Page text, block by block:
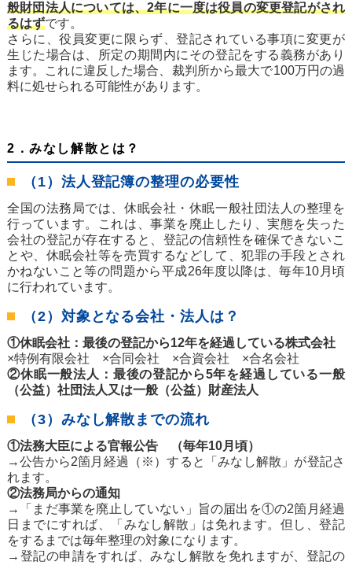
般財団法人については、2年に一度は役員の変更登記がされ
るはずです。
さらに、役員変更に限らず、登記されている事項に変更が
生じた場合は、所定の期間内にその登記をする義務があり
ます。これに違反した場合、裁判所から最大で100万円の過
料に処せられる可能性があります。
2．みなし解散とは？
（1）法人登記簿の整理の必要性
全国の法務局では、休眠会社・休眠一般社団法人の整理を
行っています。これは、事業を廃止したり、実態を失った
会社の登記が存在すると、登記の信頼性を確保できないこ
とや、休眠会社等を売買するなどして、犯罪の手段とされ
かねないこと等の問題から平成26年度以降は、毎年10月頃
に行われています。
（2）対象となる会社・法人は？
①休眠会社：最後の登記から12年を経過している株式会社
×特例有限会社 ×合同会社 ×合資会社 ×合名会社
②休眠一般法人：最後の登記から5年を経過している一般
（公益）社団法人又は一般（公益）財産法人
（3）みなし解散までの流れ
①法務大臣による官報公告 （毎年10月頃）
→公告から2箇月経過（※）すると「みなし解散」が登記さ
れます。
②法務局からの通知
→「まだ事業を廃止していない」旨の届出を①の2箇月経過
日までにすれば、「みなし解散」は免れます。但し、登記
をするまでは毎年整理の対象になります。
→登記の申請をすれば、みなし解散を免れますが、登記の